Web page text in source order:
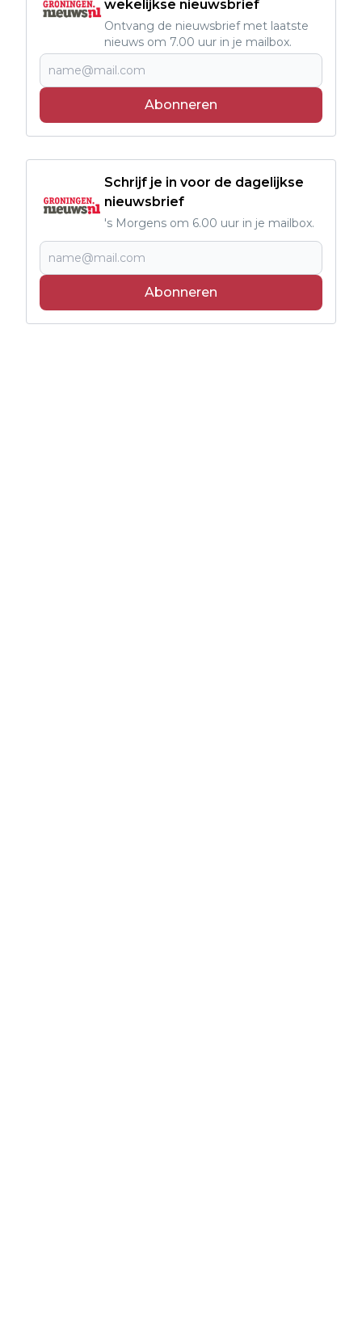
wekelijkse nieuwsbrief
Ontvang de nieuwsbrief met laatste
nieuws om 7.00 uur in je mailbox.
Abonneren
Schrijf je in voor de dagelijkse
nieuwsbrief
's Morgens om 6.00 uur in je mailbox.
Abonneren